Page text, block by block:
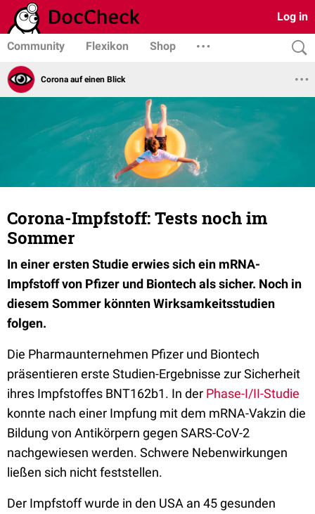
Log in
Community Flexikon Shop
Corona auf einen Blick
Corona-Impfstoff: Tests noch im
Sommer
In einer ersten Studie erwies sich ein mRNA-
Impfstoff von Pfizer und Biontech als sicher. Noch in
diesem Sommer könnten Wirksamkeitsstudien
folgen.
Die Pharmaunternehmen Pfizer und Biontech
präsentieren erste Studien-Ergebnisse zur Sicherheit
ihres Impfstoffes BNT162b1. In der Phase-I/II-Studie
konnte nach einer Impfung mit dem mRNA-Vakzin die
Bildung von Antikörpern gegen SARS-CoV-2
nachgewiesen werden. Schwere Nebenwirkungen
ließen sich nicht feststellen.
Der Impfstoff wurde in den USA an 45 gesunden